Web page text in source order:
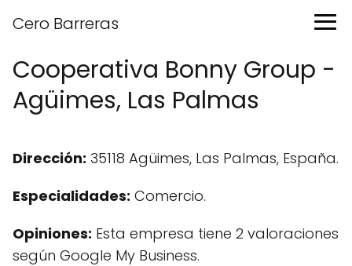
Cero Barreras
Cooperativa Bonny Group -
Agüimes, Las Palmas
Dirección: 35118 Agüimes, Las Palmas, España.
Especialidades: Comercio.
Opiniones: Esta empresa tiene 2 valoraciones
según Google My Business.